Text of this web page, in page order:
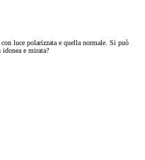
luce polarizzata e quella normale. Si può
e mirata?